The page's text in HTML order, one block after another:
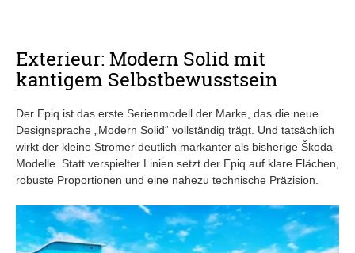
Exterieur: Modern Solid mit
kantigem Selbstbewusstsein
Der Epiq ist das erste Serienmodell der Marke, das die neue
Designsprache „Modern Solid“ vollständig trägt. Und tatsächlich
wirkt der kleine Stromer deutlich markanter als bisherige Škoda-
Modelle. Statt verspielter Linien setzt der Epiq auf klare Flächen,
robuste Proportionen und eine nahezu technische Präzision.